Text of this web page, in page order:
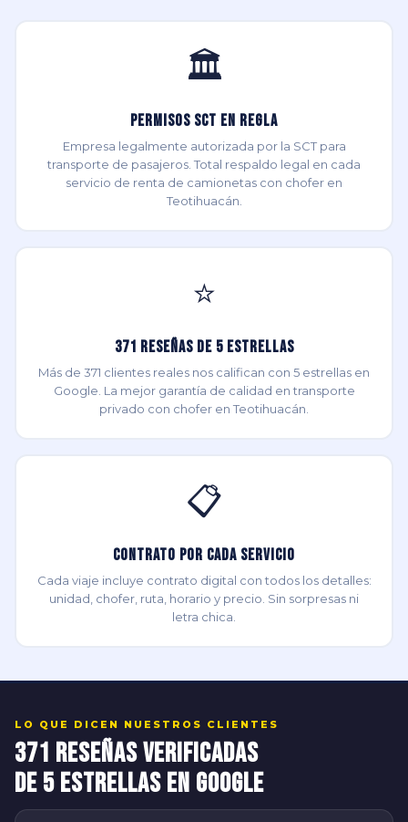
🏛️
Permisos SCT en Regla
Empresa legalmente autorizada por la SCT para
transporte de pasajeros. Total respaldo legal en cada
servicio de renta de camionetas con chofer en
Teotihuacán.
⭐
371 Reseñas de 5 Estrellas
Más de 371 clientes reales nos califican con 5 estrellas en
Google. La mejor garantía de calidad en transporte
privado con chofer en Teotihuacán.
📋
Contrato por Cada Servicio
Cada viaje incluye contrato digital con todos los detalles:
unidad, chofer, ruta, horario y precio. Sin sorpresas ni
letra chica.
LO QUE DICEN NUESTROS CLIENTES
371 Reseñas Verificadas
de 5 Estrellas en Google